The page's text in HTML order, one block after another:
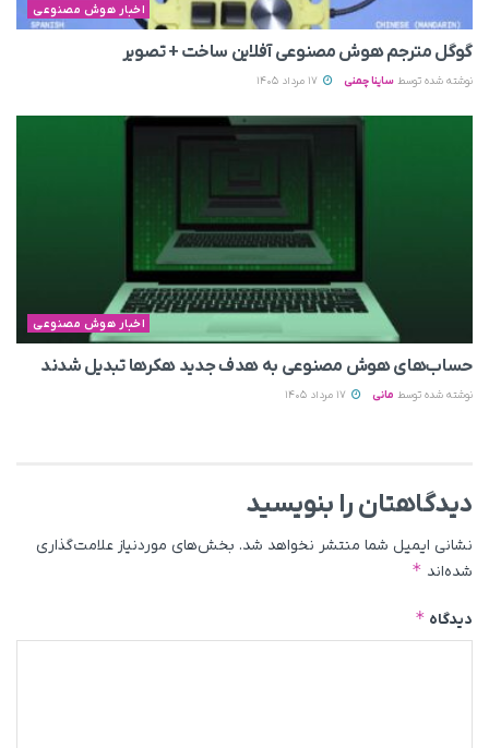
اخبار هوش مصنوعی
گوگل مترجم هوش مصنوعی آفلاین ساخت + تصویر
نوشته شده توسط ساینا چمنی
اخبار هوش مصنوعی
حساب‌های هوش مصنوعی به هدف جدید هکرها تبدیل شدند
نوشته شده توسط مانی
دیدگاهتان را بنویسید
نشانی ایمیل شما منتشر نخواهد شد. بخش‌های موردنیاز علامت‌گذاری
شده‌اند *
دیدگاه *